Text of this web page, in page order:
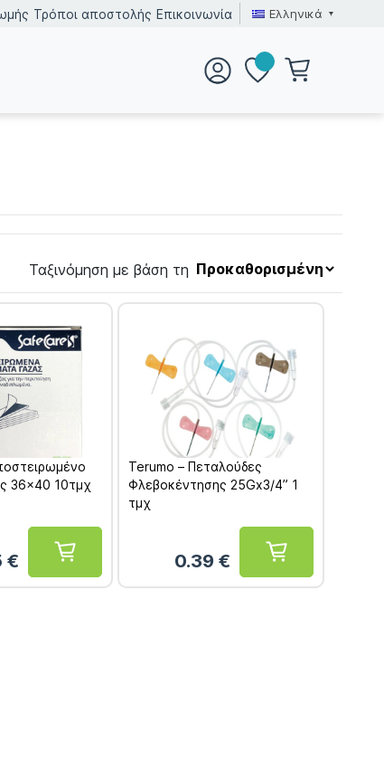
Τρόποι αποστολής Επικοινωνία Ελληνικά
Ταξινόμηση με βάση τη
36×40 10τμχ
€
Terumo – Πεταλούδες
Φλεβοκέντησης 25Gx3/4” 1
τμχ
0.39 €